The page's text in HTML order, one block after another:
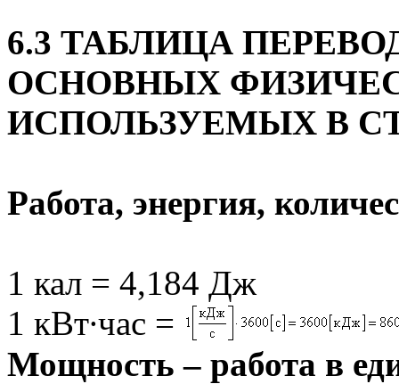
6.3 ТАБЛИЦА
ОСНОВНЫХ
ИСПОЛЬЗУЕМЫХ В
Работа, энергия,
1 кал = 4,184 Дж
1 кВт∙час =
Мощность – работа в